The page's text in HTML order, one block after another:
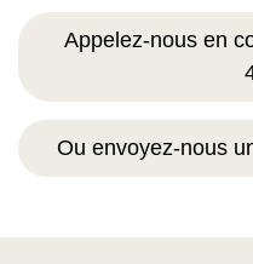
Appelez-nous en
Ou envoyez-nous